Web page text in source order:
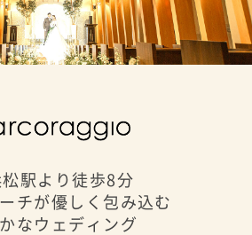
松駅より徒歩8分
チが優しく包み込む
なウェディング